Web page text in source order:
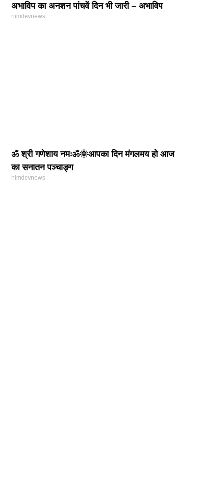
अभाविप का अनशन पांचवें दिन भी जारी – अभाविप
himdevnews
ॐ श्री गणेशाय नमःॐ🌞आपका दिन मंगलमय हो आज
का सनातन पञ्चाङ्ग
himdevnews